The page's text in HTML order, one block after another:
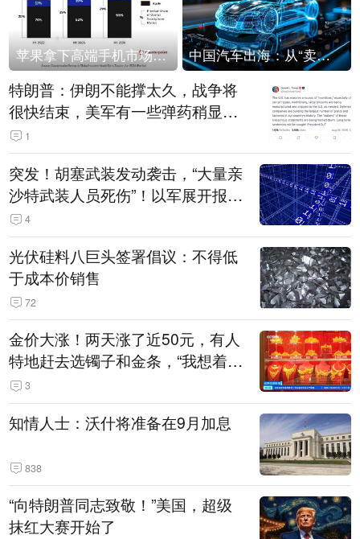
苹果拿下高端手机市场65%的份额：iPhone 17系列功不可没 中国汽车出海：从“卖出去”到“走进去”
特朗普：伊朗不能撑太久，战争将
很快结束，美军有一些弹药稍显紧
张！伊朗公布拟议的海峡管理文本
1
突发！胡塞武装发动袭击，“大量亲
沙特武装人员死伤”！以军展开报复
性空袭
4
光伏硅料八巨头签署倡议：不得低
于成本价销售
72
金价大涨！两天涨了近50元，有人
特地赶去选镯子和金条，“我想着买
起来可以保值，小批量进一些货”
3
知情人士：沃什将准备在9月加息
838
“向特朗普同志致敬！”美国，超级
抹红大赛开始了